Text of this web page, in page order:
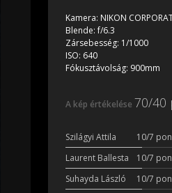
Kamera: NIKON
Blende:f/6.3
Zársebesség: 1/1000
ISO: 640
Fókusztávolság: 900mm
A kép értékelése 70/40
Szilágyi Attila 10/7
Laurent Ballesta
10/7
Suhayda László
10/7